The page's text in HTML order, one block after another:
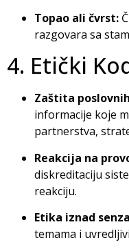
Topao ali čvrst:
razgovara sa
4. Etički
Zaštita
informacije koje
partnerstva,
Reakcija na
diskreditaciju
reakciju.
Etika iznad
temama i